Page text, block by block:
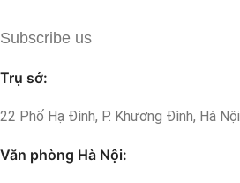
Subscribe us
Trụ sở:
22 Phố Hạ Đình, P. Khương Đình, Hà Nội
Văn phòng Hà Nội: